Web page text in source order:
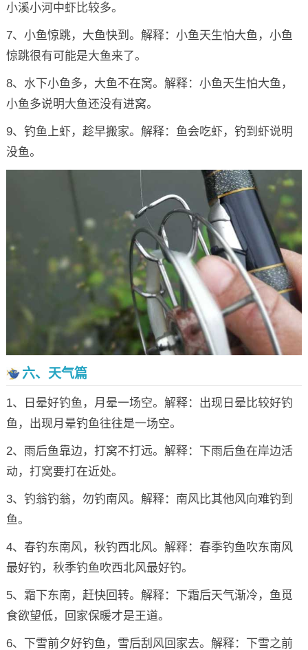
小溪小河中虾比较多。
7、小鱼惊跳，大鱼快到。解释：小鱼天生怕大鱼，小鱼
惊跳很有可能是大鱼来了。
8、水下小鱼多，大鱼不在窝。解释：小鱼天生怕大鱼，
小鱼多说明大鱼还没有进窝。
9、钓鱼上虾，趁早搬家。解释：鱼会吃虾，钓到虾说明
没鱼。
六、天气篇
1、日晕好钓鱼，月晕一场空。解释：出现日晕比较好钓
鱼，出现月晕钓鱼往往是一场空。
2、雨后鱼靠边，打窝不打远。解释：下雨后鱼在岸边活
动，打窝要打在近处。
3、钓翁钓翁，勿钓南风。解释：南风比其他风向难钓到
鱼。
4、春钓东南风，秋钓西北风。解释：春季钓鱼吹东南风
最好钓，秋季钓鱼吹西北风最好钓。
5、霜下东南，赶快回转。解释：下霜后天气渐冷，鱼觅
食欲望低，回家保暖才是王道。
6、下雪前夕好钓鱼，雪后刮风回家去。解释：下雪之前